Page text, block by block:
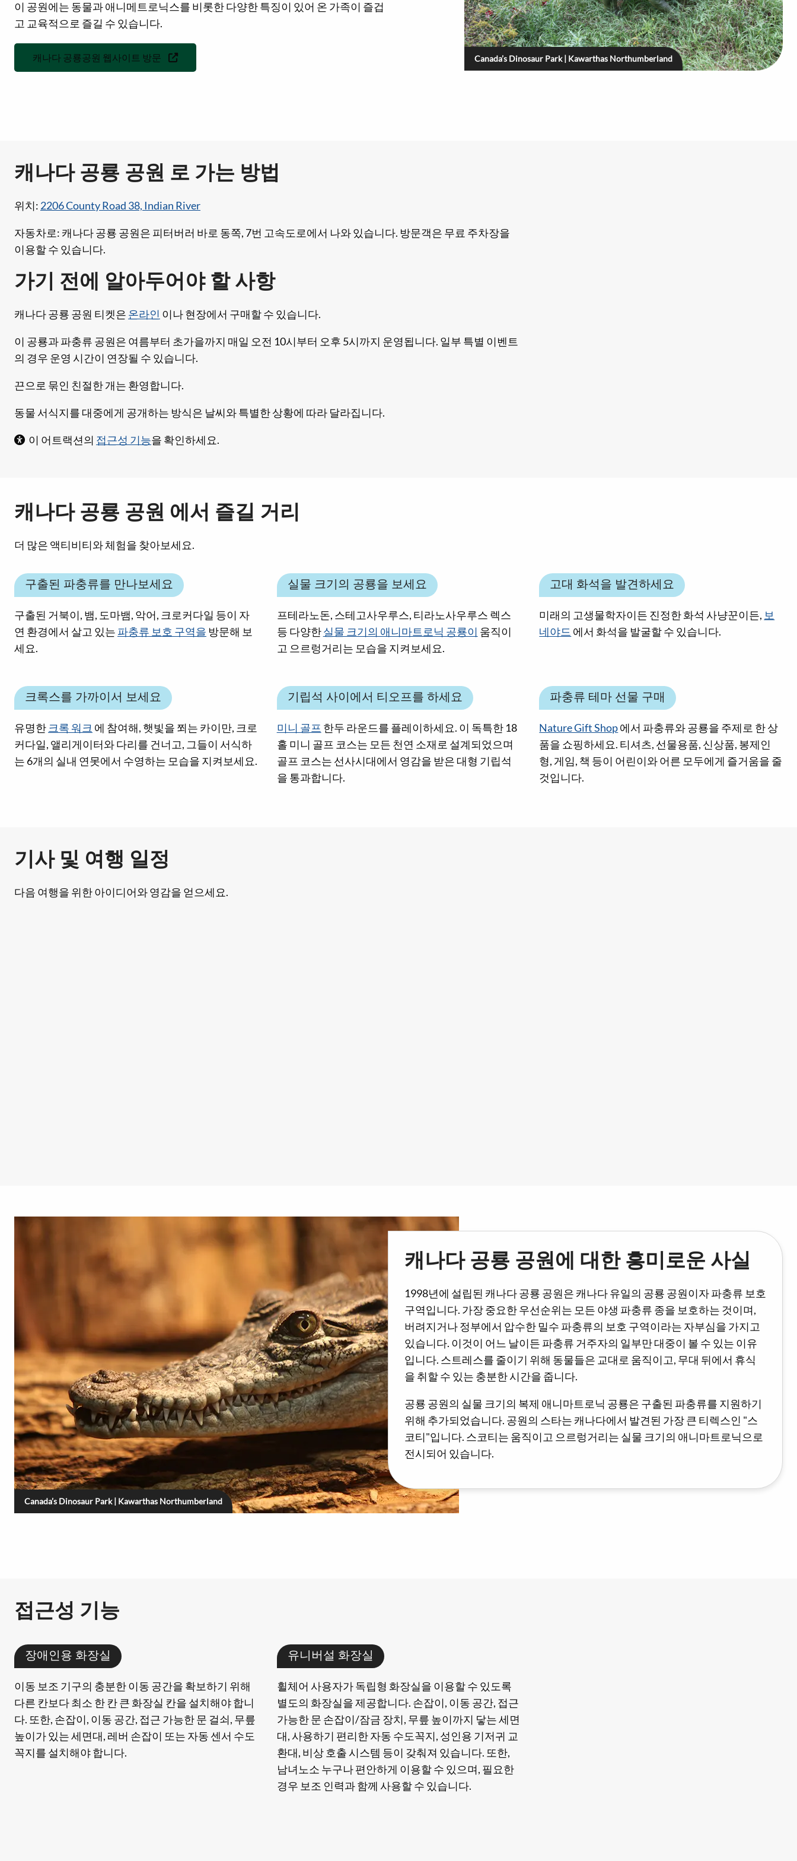
이 공원에는 동물과 애니메트로닉스를 비롯한 다양한 특징이 있어 온 가족이 즐겁
고 교육적으로 즐길 수 있습니다.
캐나다 공룡공원 웹사이트 방문 Canada’s Dinosaur Park | Kawarthas Northumberland
캐나다 공룡 공원 로 가는 방법
위치: 2206 County Road 38, Indian River
자동차로: 캐나다 공룡 공원은 피터버러 바로 동쪽, 7번 고속도로에서 나와 있습니다. 방문객은 무료 주차장을
이용할 수 있습니다.
가기 전에 알아두어야 할 사항
캐나다 공룡 공원 티켓은 온라인 이나 현장에서 구매할 수 있습니다.
이 공룡과 파충류 공원은 여름부터 초가을까지 매일 오전 10시부터 오후 5시까지 운영됩니다. 일부 특별 이벤트
의 경우 운영 시간이 연장될 수 있습니다.
끈으로 묶인 친절한 개는 환영합니다.
동물 서식지를 대중에게 공개하는 방식은 날씨와 특별한 상황에 따라 달라집니다.
이 어트랙션의 접근성 기능을 확인하세요.
캐나다 공룡 공원 에서 즐길 거리
더 많은 액티비티와 체험을 찾아보세요.
구출된 파충류를 만나보세요
구출된 거북이, 뱀, 도마뱀, 악어, 크로커다일 등이 자
연 환경에서 살고 있는 파충류 보호 구역을 방문해 보
세요.
실물 크기의 공룡을 보세요
프테라노돈, 스테고사우루스, 티라노사우루스 렉스
등 다양한실물 크기의 애니마트로닉 공룡이 움직이
고 으르렁거리는 모습을 지켜보세요.
고대 화석을 발견하세요
미래의 고생물학자이든 진정한 화석 사냥꾼이든, 보
네야드 에서 화석을 발굴할 수 있습니다.
크록스를 가까이서 보세요
유명한 크록 워크 에 참여해, 햇빛을 쬐는 카이만, 크로
커다일, 앨리게이터와 다리를 건너고, 그들이 서식하
는 6개의 실내 연못에서 수영하는 모습을 지켜보세요.
기립석 사이에서 티오프를 하세요
미니 골프 한두 라운드를 플레이하세요. 이 독특한 18
홀 미니 골프 코스는 모든 천연 소재로 설계되었으며
골프 코스는 선사시대에서 영감을 받은 대형 기립석
을 통과합니다.
파충류 테마 선물 구매
Nature Gift Shop에서 파충류와 공룡을 주제로 한 상
품을 쇼핑하세요. 티셔츠, 선물용품, 신상품, 봉제인
형, 게임, 책 등이 어린이와 어른 모두에게 즐거움을 줄
것입니다.
기사 및 여행 일정
다음 여행을 위한 아이디어와 영감을 얻으세요.
Canada’s Dinosaur Park | Kawarthas Northumberland
캐나다 공룡 공원에 대한 흥미로운 사실
1998년에 설립된 캐나다 공룡 공원은 캐나다 유일의 공룡 공원이자 파충류 보호
구역입니다. 가장 중요한 우선순위는 모든 야생 파충류 종을 보호하는 것이며,
버려지거나 정부에서 압수한 밀수 파충류의 보호 구역이라는 자부심을 가지고
있습니다. 이것이 어느 날이든 파충류 거주자의 일부만 대중이 볼 수 있는 이유
입니다. 스트레스를 줄이기 위해 동물들은 교대로 움직이고, 무대 뒤에서 휴식
을 취할 수 있는 충분한 시간을 줍니다.
공룡 공원의 실물 크기의 복제 애니마트로닉 공룡은 구출된 파충류를 지원하기
위해 추가되었습니다. 공원의 스타는 캐나다에서 발견된 가장 큰 티렉스인 "스
코티"입니다. 스코티는 움직이고 으르렁거리는 실물 크기의 애니마트로닉으로
전시되어 있습니다.
접근성 기능
장애인용 화장실
이동 보조 기구의 충분한 이동 공간을 확보하기 위해
다른 칸보다 최소 한 칸 큰 화장실 칸을 설치해야 합니
다. 또한, 손잡이, 이동 공간, 접근 가능한 문 걸쇠, 무릎
높이가 있는 세면대, 레버 손잡이 또는 자동 센서 수도
꼭지를 설치해야 합니다.
유니버설 화장실
휠체어 사용자가 독립형 화장실을 이용할 수 있도록
별도의 화장실을 제공합니다. 손잡이, 이동 공간, 접근
가능한 문 손잡이/잠금 장치, 무릎 높이까지 닿는 세면
대, 사용하기 편리한 자동 수도꼭지, 성인용 기저귀 교
환대, 비상 호출 시스템 등이 갖춰져 있습니다. 또한,
남녀노소 누구나 편안하게 이용할 수 있으며, 필요한
경우 보조 인력과 함께 사용할 수 있습니다.